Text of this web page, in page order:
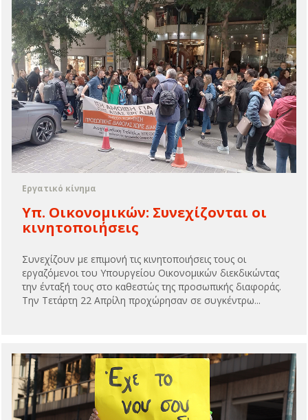
Εργατικό κίνημα
Υπ. Οικονομικών: Συνεχίζονται οι
κινητοποιήσεις
Συνεχίζουν με επιμονή τις κινητοποιήσεις τους οι
εργαζόμενοι του Υπουργείου Οικονομικών διεκδικώντας
την ένταξή τους στο καθεστώς της προσωπικής διαφοράς.
Την Τετάρτη 22 Απρίλη προχώρησαν σε συγκέντρω...